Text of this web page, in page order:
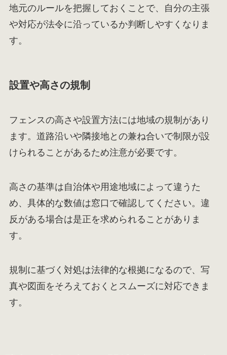
地元のルールを把握しておくことで、自分の主張
や対応が法令に沿っているか判断しやすくなりま
す。
設置や高さの規制
フェンスの高さや設置方法には地域の規制があり
ます。道路沿いや隣接地との兼ね合いで制限が設
けられることがあるため注意が必要です。
高さの基準は自治体や用途地域によって違うた
め、具体的な数値は窓口で確認してください。違
反がある場合は是正を求められることがありま
す。
規制に基づく対処は法律的な根拠になるので、写
真や図面をそろえておくとスムーズに対応できま
す。